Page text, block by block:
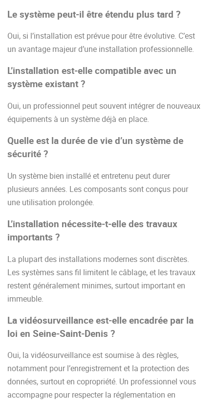
Le système peut-il être étendu plus tard ?
Oui, si l’installation est prévue pour être évolutive. C’est
un avantage majeur d’une installation professionnelle.
L’installation est-elle compatible avec un
système existant ?
Oui, un professionnel peut souvent intégrer de nouveaux
équipements à un système déjà en place.
Quelle est la durée de vie d’un système de
sécurité ?
Un système bien installé et entretenu peut durer
plusieurs années. Les composants sont conçus pour
une utilisation prolongée.
L’installation nécessite-t-elle des travaux
importants ?
La plupart des installations modernes sont discrètes.
Les systèmes sans fil limitent le câblage, et les travaux
restent généralement minimes, surtout important en
immeuble.
La vidéosurveillance est-elle encadrée par la
loi en Seine-Saint-Denis ?
Oui, la vidéosurveillance est soumise à des règles,
notamment pour l’enregistrement et la protection des
données, surtout en copropriété. Un professionnel vous
accompagne pour respecter la réglementation en